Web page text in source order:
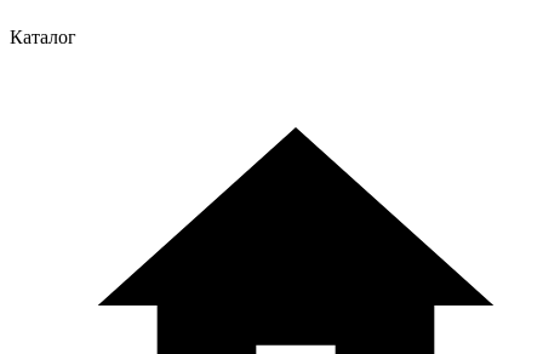
Каталог